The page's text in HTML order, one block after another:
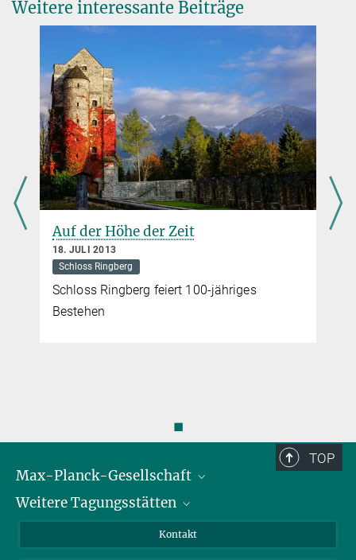
Generalverwaltung der Max-Planck-Gesellschaft, München
Weitere interessante Beiträge
Auf der Höhe der Zeit
18. JULI 2013
Schloss Ringberg
Schloss Ringberg feiert 100-jähriges
Bestehen
◼
TOP
Max-Planck-Gesellschaft
Karriere bei der MPG
Weitere Tagungsstätten
Kontakt